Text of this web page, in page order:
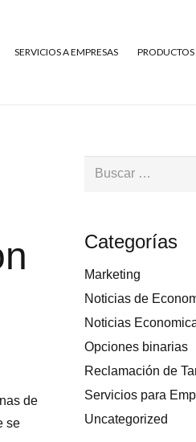
SERVICIOS A EMPRESAS
de
se
Buscar:
Categorías
Marketing
Noticias de
Noticias
Opciones binarias
Reclamación de
Servicios para
Uncategorized